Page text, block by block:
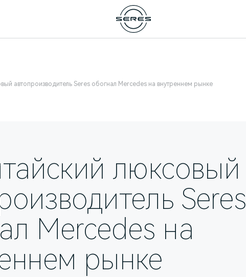
автопроизводитель Seres обогнал Mercedes на внутреннем рынке
люксовый
Seres
Mercedes на
рынке